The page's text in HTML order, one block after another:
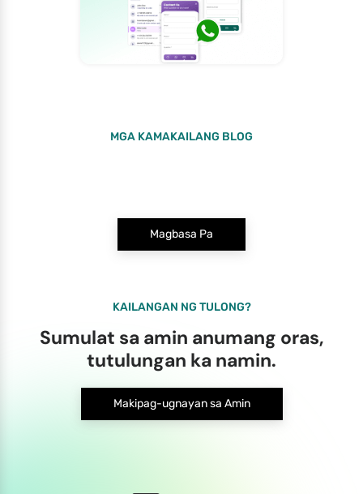
MGA KAMAKAILANG BLOG
Magbasa Pa
KAILANGAN NG TULONG?
Sumulat sa amin anumang oras,
tutulungan ka namin.
Makipag-ugnayan sa Amin